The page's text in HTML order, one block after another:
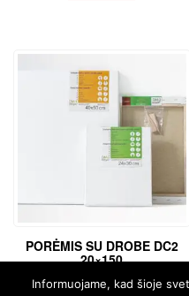
PORĖMIS SU DROBE DC2
20×150
€20,61
Informuojame, kad šioje